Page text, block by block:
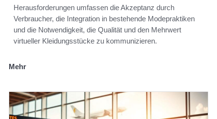
Herausforderungen umfassen die Akzeptanz durch
Verbraucher, die Integration in bestehende Modepraktiken
und die Notwendigkeit, die Qualität und den Mehrwert
virtueller Kleidungsstücke zu kommunizieren.
Mehr